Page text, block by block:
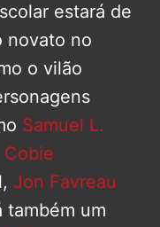
estará de
novato no
o vilão
Samuel L.
Cobie
Jon Favreau
também um